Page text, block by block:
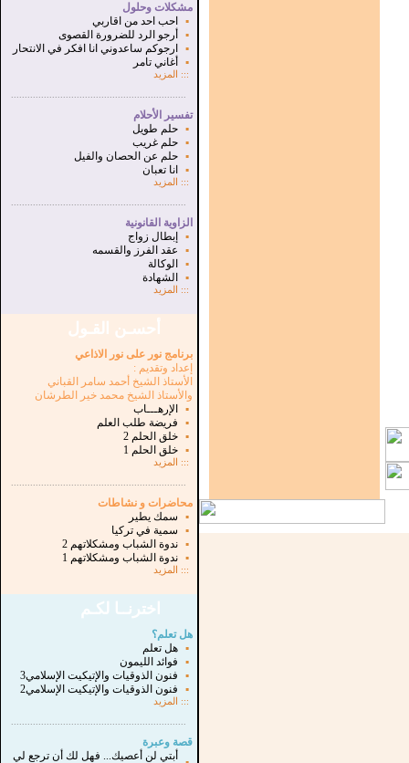
مشكلات وحلول
▪
احب احد من اقاربي
▪
أرجو الرد للضرورة القصوى
▪
ارجوكم ساعدوني انا افكر في الانتحار
▪
أغاني تامر
:::
المزيد
تفسير الأحلام
▪
حلم طويل
▪
حلم غريب
▪
حلم عن الحصان والفيل
▪
انا تعبان
:::
المزيد
الزاوية القانونية
▪
إبطال زواج
▪
عقد الفرز والقسمه
▪
الوكالة
▪
الشهادة
::: المزيد
أحسـن القـول
برنامج نور على نور الاذاعي
إعداد وتقديم :
الأستاذ الشيخ أحمد سامر القباني
والأستاذ الشيخ محمد خير الطرشان
▪
الإرهـــاب
▪
فريضة طلب العلم
▪
خلق الحلم 2
▪
خلق الحلم 1
:::
المزيد
محاضرات و نشاطات
▪
سمك يطير
▪
سمية في تركيا
▪
ندوة الشباب ومشكلاتهم 2
▪
ندوة الشباب ومشكلاتهم 1
::: المزيد
اخترنــا لكـم
هل تعلم؟
▪
هل تعلم
▪
فوائد الليمون
▪
فنون الذوقيات والإتيكيت الإسلامي3
▪
فنون الذوقيات والإتيكيت الإسلامي2
:::
المزيد
قصة وعبرة
أبتي لن أعصيك... فهل لك أن ترجع لي